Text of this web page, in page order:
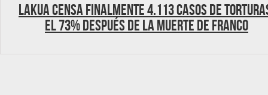
Lakua censa finalmente 4.113 casos de
el 73% después de la muerte de Franco